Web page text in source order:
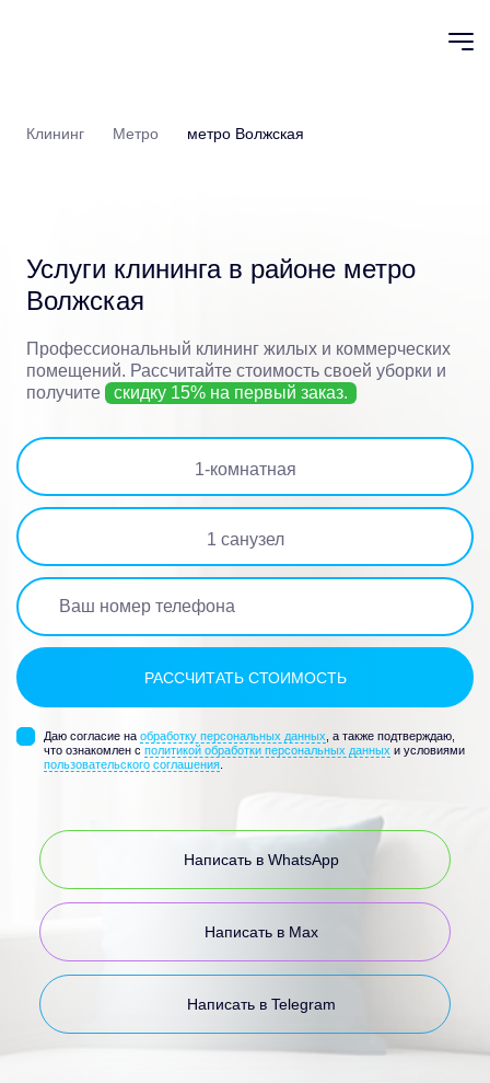
Клининг Метро метро Волжская
Услуги клининга в районе метро
Волжская
Профессиональный клининг жилых и коммерческих
помещений. Рассчитайте стоимость своей уборки и
получите
скидку 15% на первый заказ.
1-комнатная
1 санузел
Даю согласие на обработку персональных данных , а также подтверждаю,
что ознакомлен с политикой обработки персональных данных и условиями
пользовательского соглашения
Написать в WhatsApp
Написать в Max
Написать в Telegram